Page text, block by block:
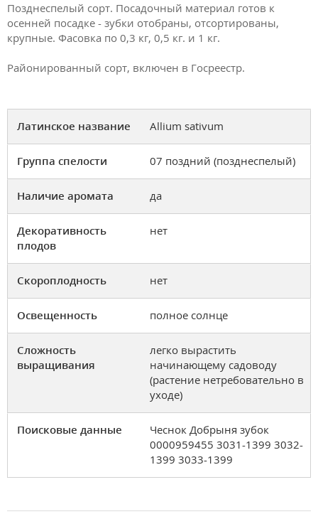
Позднеспелый сорт. Посадочный материал готов к
осенней посадке - зубки отобраны, отсортированы,
крупные. Фасовка по 0,3 кг, 0,5 кг. и 1 кг.
Районированный сорт, включен в Госреестр.
Латинское название Allium sativum
Группа спелости 07 поздний (позднеспелый)
Наличие аромата да
Декоративность
плодов
нет
Скороплодность нет
Освещенность полное солнце
Сложность
выращивания
легко вырастить
начинающему садоводу
(растение нетребовательно в
уходе)
Поисковые данные
Чеснок Добрыня зубок
0000959455 3031-1399 3032-
1399 3033-1399